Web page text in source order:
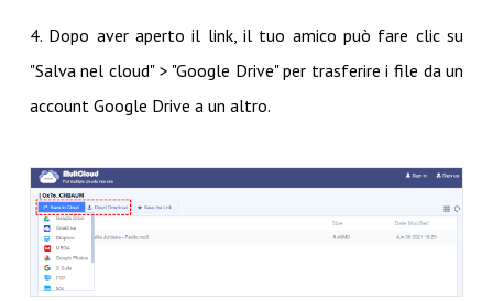
4. Dopo aver aperto il link, il tuo amico può fare clic su
"Salva nel cloud" > "Google Drive" per trasferire i file da un
account Google Drive a un altro.